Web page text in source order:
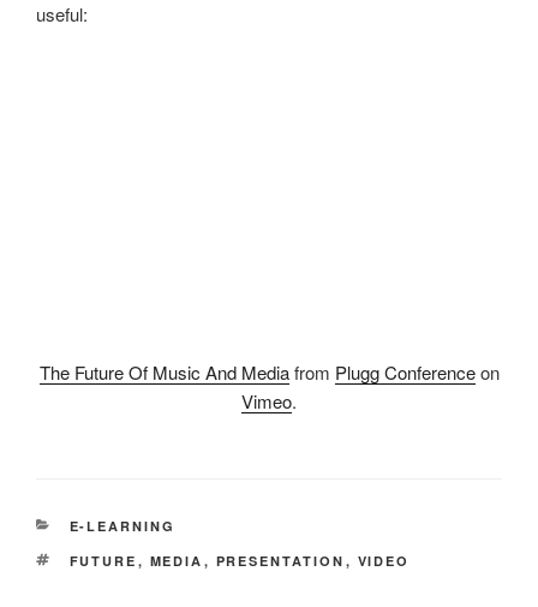
useful:
The Future Of Music And Mediafrom Plugg Conferenceon
Vimeo.
KATEGORIEN
E-LEARNING
SCHLAGWÖRTER
FUTURE , MEDIA , PRESENTATION , VIDEO